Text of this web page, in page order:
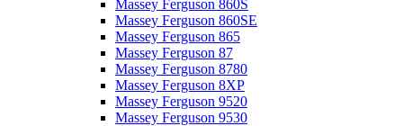
Massey Ferguson 860S
Massey Ferguson 860SE
Massey Ferguson 865
Massey Ferguson 87
Massey Ferguson 8780
Massey Ferguson 8XP
Massey Ferguson 9520
Massey Ferguson 9530